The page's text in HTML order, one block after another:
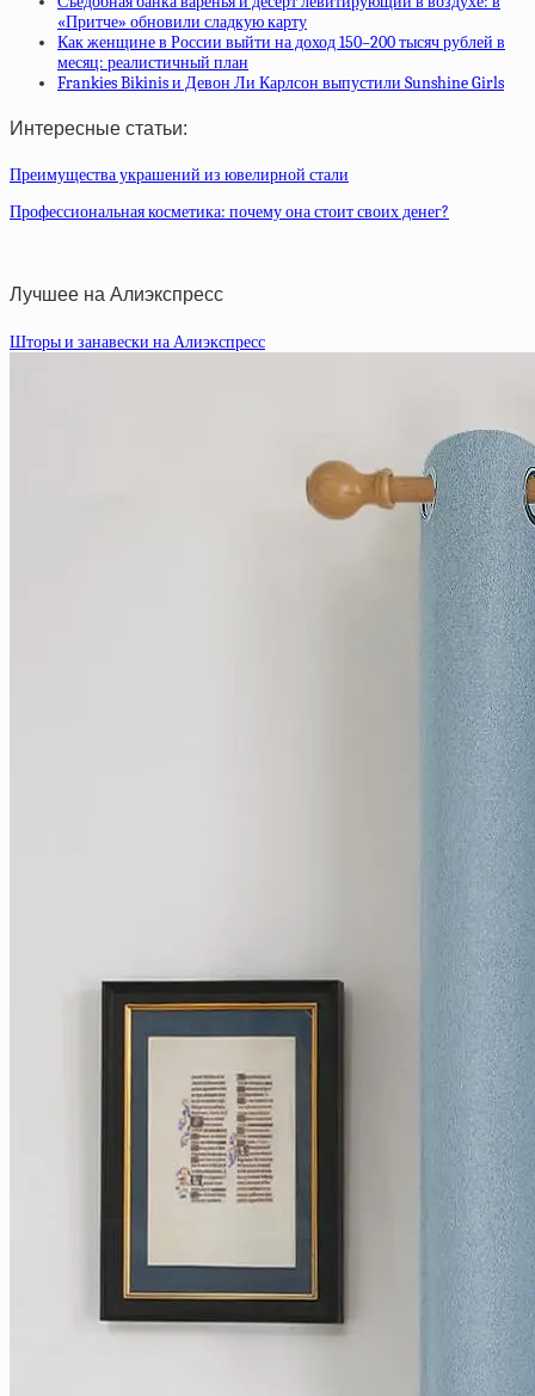
«Притче» обновили сладкую карту
Как женщине в России выйти на доход 150–200 тысяч рублей в
месяц: реалистичный план
Frankies Bikinis и Девон Ли Карлсон выпустили Sunshine Girls
Интересные статьи:
Преимущества украшений из ювелирной стали
Профессиональная косметика: почему она стоит своих денег?
Лучшее на Алиэкспресс
Шторы и занавески на Алиэкспресс